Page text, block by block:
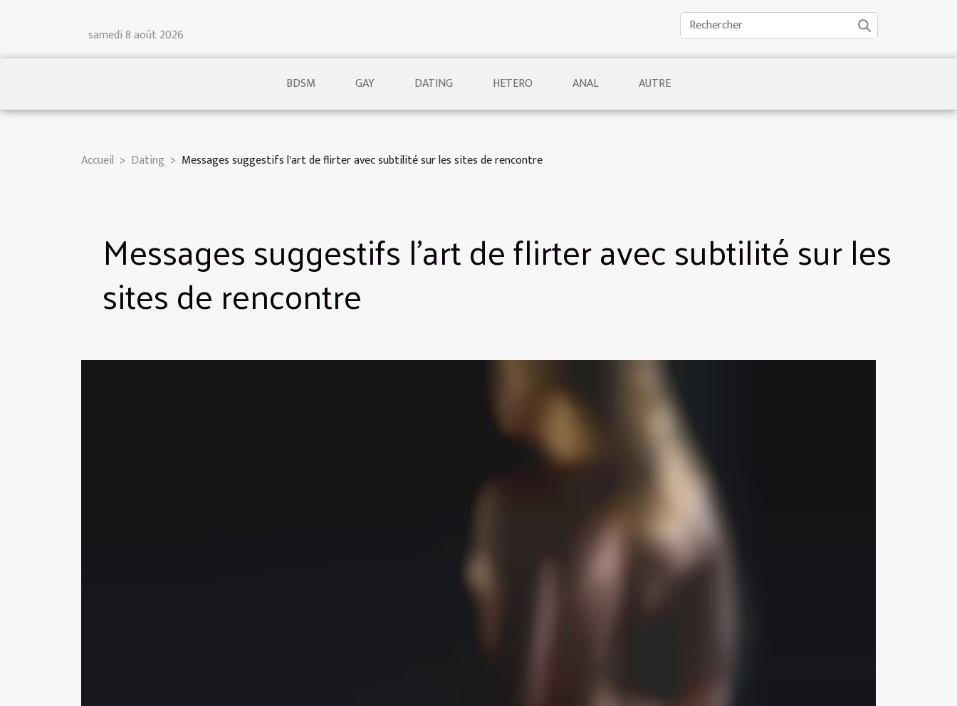
samedi 8 août 2026
BDSM GAY DATING HETERO ANAL AUTRE
Accueil Dating Messages suggestifs l'art de flirter avec subtilité sur les sites de rencontre
Messages suggestifs l'art de flirter avec subtilité sur les
sites de rencontre